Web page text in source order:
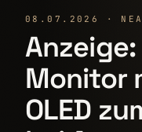
08.07.2026 · ΝΈΑ
Monitor
OLED